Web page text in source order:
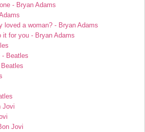
- Bryan Adams
loved a woman? - Bryan Adams
it for you - Bryan Adams
Beatles
Jovi
Jovi